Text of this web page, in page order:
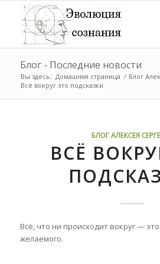
Блог - Последние новости
Вы здесь: Домашняя страница / Блог
Всё вокруг это подсказки.
БЛОГ АЛЕКСЕЯ
ВСЁ
Всё, что ни происходит вокруг —
желаемого.